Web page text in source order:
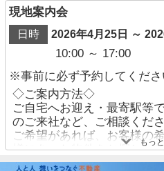
現地案内会
日時 2026年4月25日 ～
10:00 ～ 17:00
※事前に必ず予約してくださ
◇ご案内方法◇
ご自宅へお迎え・最寄駅等
のご来社など、ご相談くださ
ご希望があれば、お客様の
様にあった物件をお探しし
ます。
もっ